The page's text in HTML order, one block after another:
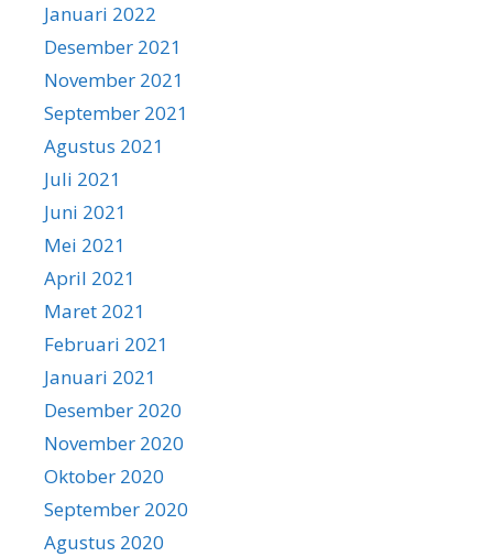
Januari 2022
Desember 2021
November 2021
September 2021
Agustus 2021
Juli 2021
Juni 2021
Mei 2021
April 2021
Maret 2021
Februari 2021
Januari 2021
Desember 2020
November 2020
Oktober 2020
September 2020
Agustus 2020